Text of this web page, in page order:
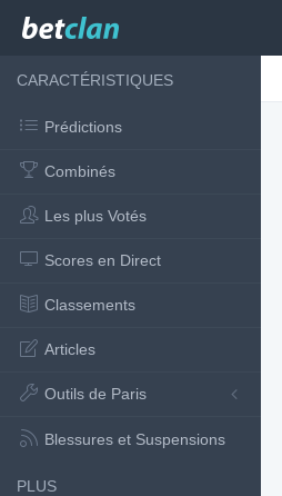
CARACTÉRISTIQUES
Prédictions
Combinés
Les plus Votés
Scores en Direct
Classements
Articles
Outils de Paris
Blessures et Suspensions
PLUS